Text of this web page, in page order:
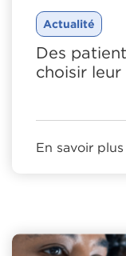
Actualité
Des
choisir
En savoir plus